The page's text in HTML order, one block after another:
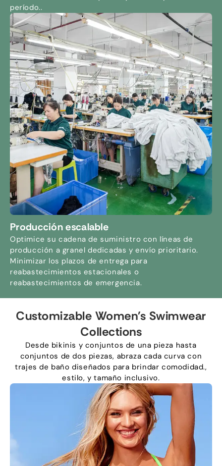
período..
Producción escalable
Optimice su cadena de suministro con líneas de
producción a granel dedicadas y envío prioritario.
Minimizar los plazos de entrega para
reabastecimientos estacionales o
reabastecimientos de emergencia.
Customizable Women's Swimwear
Collections
Desde bikinis y conjuntos de una pieza hasta
conjuntos de dos piezas, abraza cada curva con
trajes de baño diseñados para brindar comodidad.,
estilo, y tamaño inclusivo.